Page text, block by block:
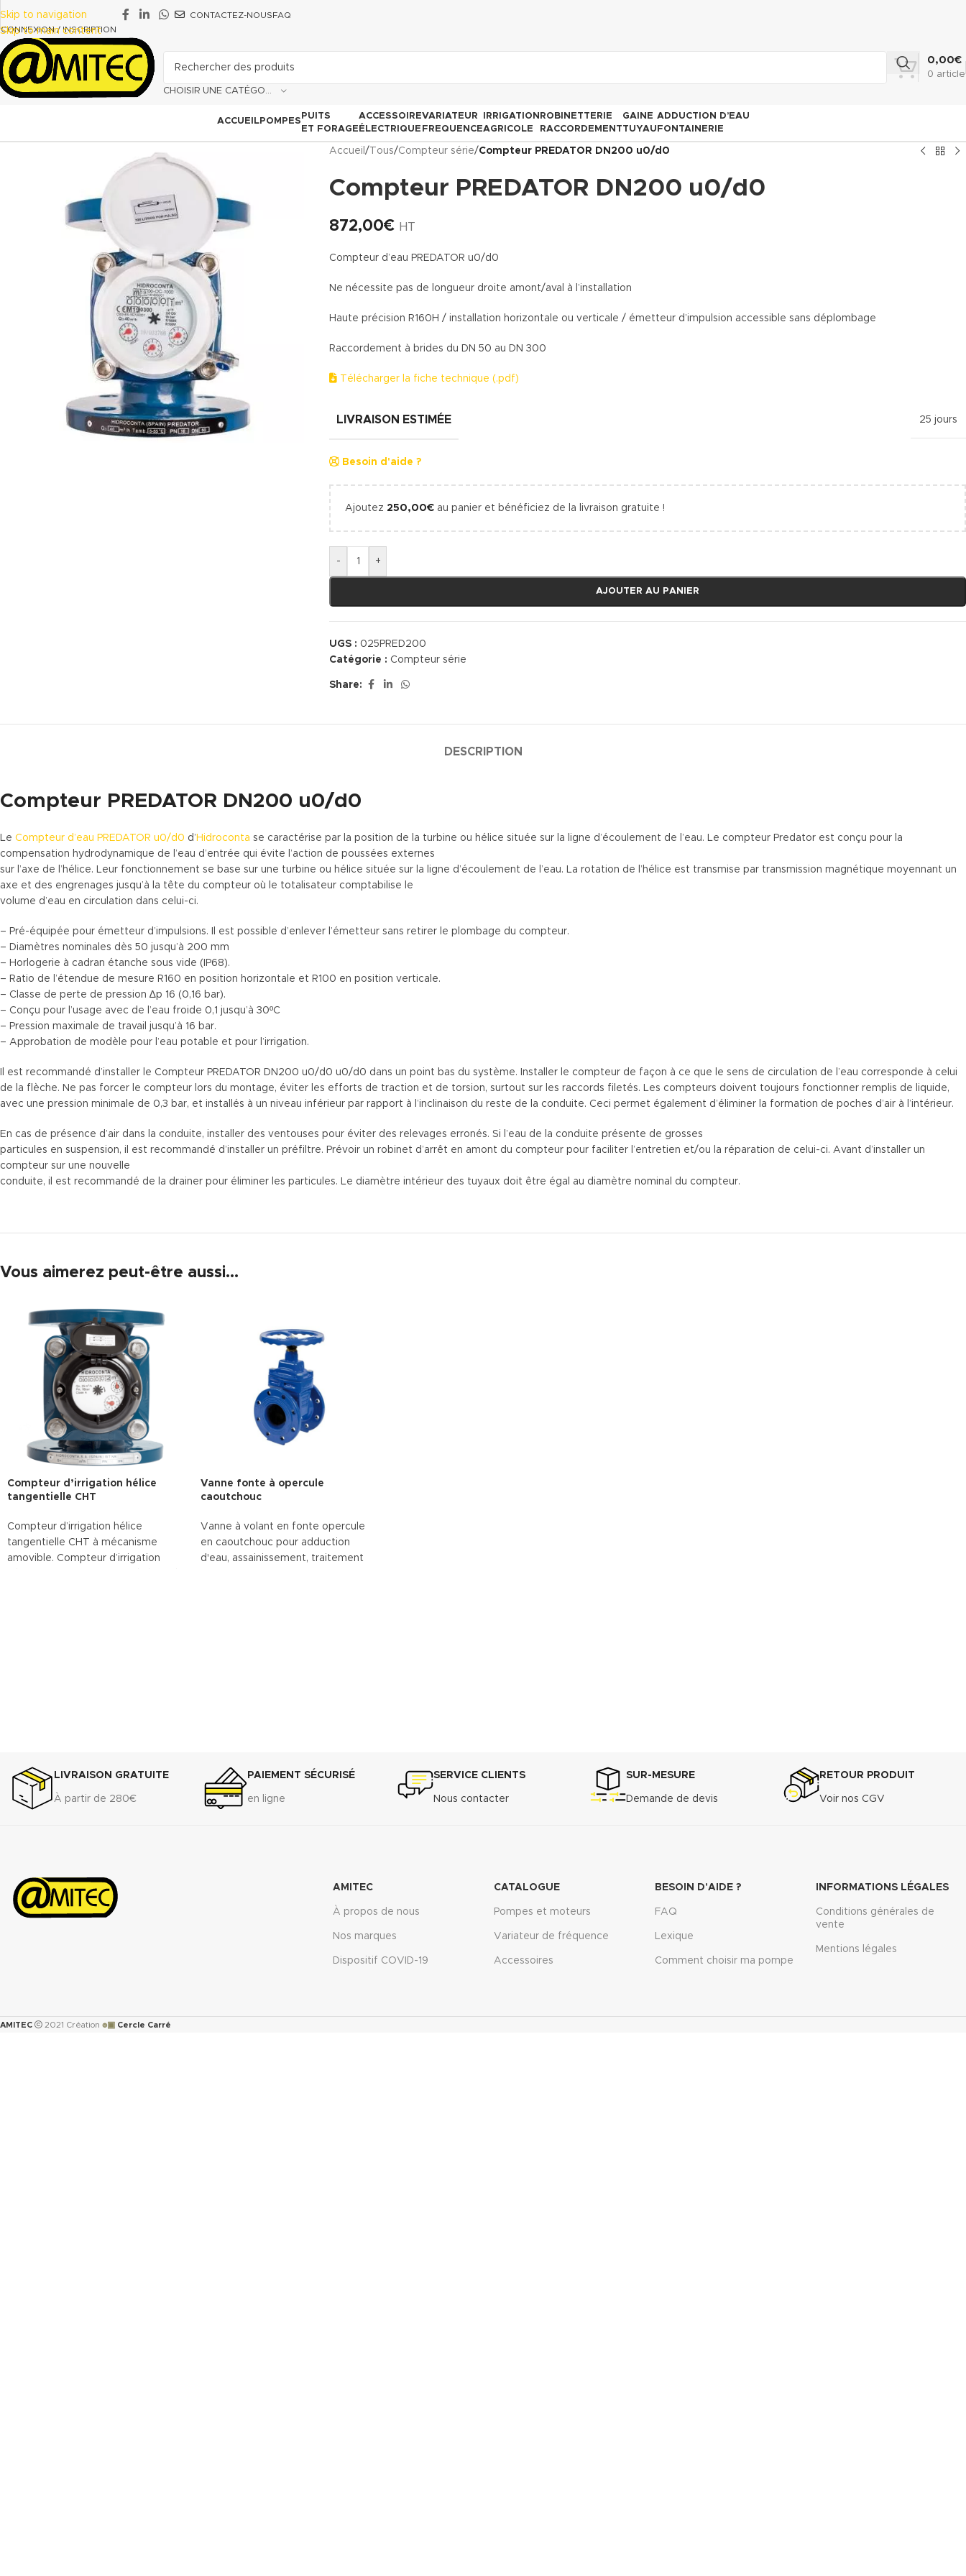
Skip to navigation
Skip to main content
CONNEXION / INSCRIPTION
CONTACTEZ-NOUSFAQ
0 article
0,00€
ACCUEILPOMPES
PUITS
ET FORAGE
ACCESSOIRE
ÉLECTRIQUE
VARIATEUR
FREQUENCE
IRRIGATION
AGRICOLE
ROBINETTERIE
RACCORDEMENT
GAINE
TUYAU
ADDUCTION D’EAU
FONTAINERIE
Accueil / Tous/Compteur série/Compteur PREDATOR DN200 u0/d0
Compteur PREDATOR DN200 u0/d0
872,00€ HT
Compteur d’eau PREDATOR u0/d0
Ne nécessite pas de longueur droite amont/aval à l’installation
Haute précision R160H / installation horizontale ou verticale / émetteur d’impulsion accessible sans déplombage
Raccordement à brides du DN 50 au DN 300
Télécharger la fiche technique (.pdf)
LIVRAISON ESTIMÉE 25 jours
Besoin d'aide ?
Ajoutez 250,00€ au panier et bénéficiez de la livraison gratuite !
- +
AJOUTER AU PANIER
UGS : 025PRED200
Catégorie : Compteur série
Share:
DESCRIPTION
Compteur PREDATOR DN200 u0/d0
Le Compteur d’eau PREDATOR u0/d0 d’ Hidroconta se caractérise par la position de la turbine ou hélice située sur la ligne d’écoulement de l’eau. Le compteur Predator est conçu pour la
compensation hydrodynamique de l’eau d’entrée qui évite l’action de poussées externes
sur l’axe de l’hélice. Leur fonctionnement se base sur une turbine ou hélice située sur la ligne d’écoulement de l’eau. La rotation de l’hélice est transmise par transmission magnétique moyennant un
axe et des engrenages jusqu’à la tête du compteur où le totalisateur comptabilise le
volume d’eau en circulation dans celui-ci.
– Pré-équipée pour émetteur d’impulsions. Il est possible d’enlever l’émetteur sans retirer le plombage du compteur.
– Diamètres nominales dès 50 jusqu’à 200 mm
– Horlogerie à cadran étanche sous vide (IP68).
– Ratio de l’étendue de mesure R160 en position horizontale et R100 en position verticale.
– Classe de perte de pression ∆p 16 (0,16 bar).
– Conçu pour l’usage avec de l’eau froide 0,1 jusqu’à 30ºC
– Pression maximale de travail jusqu’à 16 bar.
– Approbation de modèle pour l’eau potable et pour l’irrigation.
Il est recommandé d’installer le Compteur PREDATOR DN200 u0/d0 u0/d0 dans un point bas du système. Installer le compteur de façon à ce que le sens de circulation de l’eau corresponde à celui
de la flèche. Ne pas forcer le compteur lors du montage, éviter les efforts de traction et de torsion, surtout sur les raccords filetés. Les compteurs doivent toujours fonctionner remplis de liquide,
avec une pression minimale de 0,3 bar, et installés à un niveau inférieur par rapport à l’inclinaison du reste de la conduite. Ceci permet également d’éliminer la formation de poches d’air à l’intérieur.
En cas de présence d’air dans la conduite, installer des ventouses pour éviter des relevages erronés. Si l’eau de la conduite présente de grosses
particules en suspension, il est recommandé d’installer un préfiltre. Prévoir un robinet d’arrêt en amont du compteur pour faciliter l’entretien et/ou la réparation de celui-ci. Avant d’installer un
compteur sur une nouvelle
conduite, il est recommandé de la drainer pour éliminer les particules. Le diamètre intérieur des tuyaux doit être égal au diamètre nominal du compteur.
Vous aimerez peut-être aussi…
Compteur d’irrigation hélice
tangentielle CHT
Compteur d’irrigation hélice
tangentielle CHT à mécanisme
amovible. Compteur d’irrigation
Vanne fonte à opercule
caoutchouc
Vanne à volant en fonte opercule
en caoutchouc pour adduction
d'eau, assainissement, traitement
LIVRAISON GRATUITE
À partir de 280€
PAIEMENT SÉCURISÉ
en ligne
SERVICE CLIENTS
Nous contacter
SUR-MESURE
Demande de devis
RETOUR PRODUIT
Voir nos CGV
AMITEC
À propos de nous
Nos marques
Dispositif COVID-19
CATALOGUE
Pompes et moteurs
Variateur de fréquence
Accessoires
BESOIN D'AIDE ?
FAQ
Lexique
Comment choisir ma pompe
INFORMATIONS LÉGALES
Conditions générales de
vente
Mentions légales
AMITEC 2021 Création ๏▣ Cercle Carré